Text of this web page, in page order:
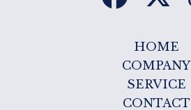
HOME
COMPANY
SERVICE
CONTACT